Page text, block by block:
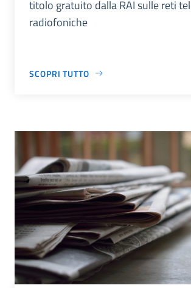
titolo gratuito dalla RAI sulle reti
radiofoniche
SCOPRI TUTTO